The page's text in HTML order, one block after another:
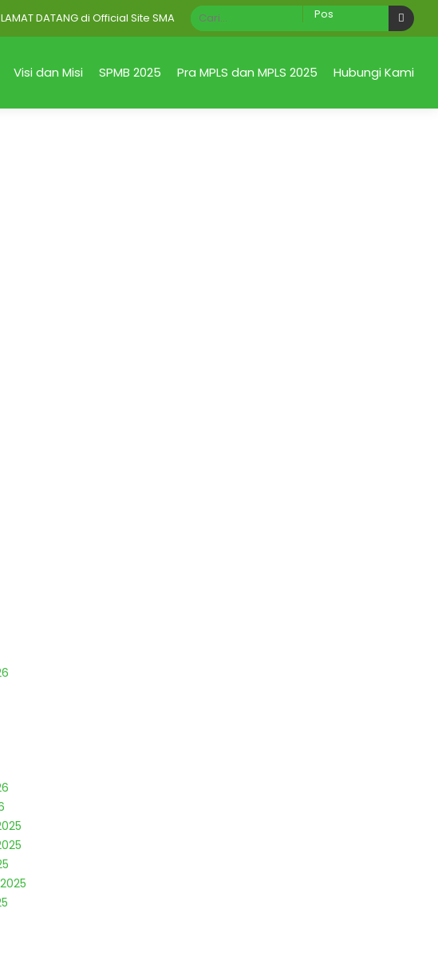
DATANG di Official Site SMA Negeri 1 Taman Sidoarjo Jawa Timur
Visi dan Misi SPMB 2025 Pra MPLS dan MPLS 2025 Hubungi Kami